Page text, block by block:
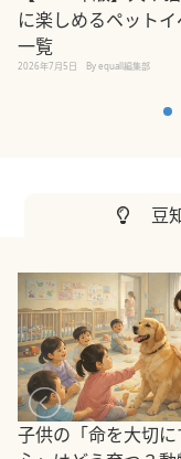
に楽しめるペットイ
一覧
2026年7月5日 By equall編集部
豆
子供の「命を大切に